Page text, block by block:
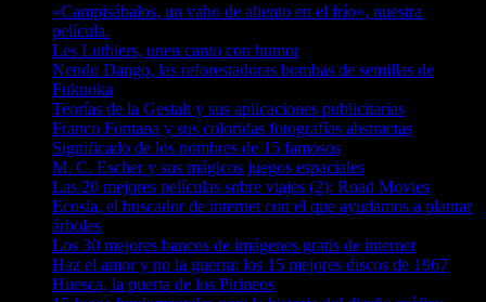
«Campisábalos, un vaho de aliento en el frío», nuestra
película.
Les Luthiers, unen canto con humor
Nendo Dango, las reforestadoras bombas de semillas de
Fukuoka
Teorías de la Gestalt y sus aplicaciones publicitarias
Franco Fontana y sus coloridas fotografías abstractas
Significado de los nombres de 15 famosos
M. C. Escher y sus mágicos juegos espaciales
Las 20 mejores películas sobre viajes (2): Road Movies
Ecosia, el buscador de internet con el que ayudamos a plantar
árboles
Los 30 mejores bancos de imágenes gratis de internet
Haz el amor y no la guerra: los 15 mejores discos de 1967
Huesca, la puerta de los Pirineos